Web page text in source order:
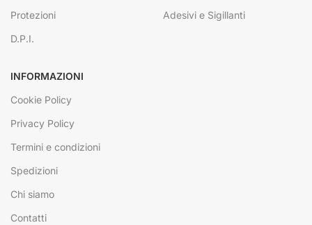
Protezioni
D.P.I.
Adesivi e Sigillanti
INFORMAZIONI
Cookie Policy
Privacy Policy
Termini e condizioni
Spedizioni
Chi siamo
Contatti